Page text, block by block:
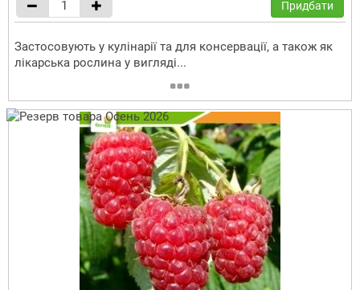
Придбати
Застосовують у кулінарії та для консервації, а також як
лікарська рослина у вигляді...